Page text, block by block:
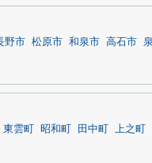
野市 松原市 和泉市 高石市
東雲町 昭和町 田中町 上之町